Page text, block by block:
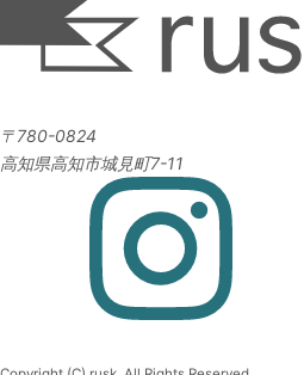
〒780-0824
高知県高知市城見町7-11